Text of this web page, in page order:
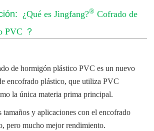
¿Qué es Jingfang?® Cofrado de
PVC ？
de hormigón plástico PVCes un nuevo
encofrado plástico, que utiliza PVC
la única materia prima principal.
tamaños y aplicaciones con el encofrado
pero mucho mejor rendimiento.